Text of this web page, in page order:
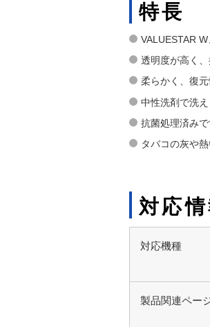
特長
VALUESTAR
透明度が高く、
柔らかく、復元
中性洗剤で洗え
抗菌処理済みで
タバコの灰や
対応情
対応機種
製品関連ペー